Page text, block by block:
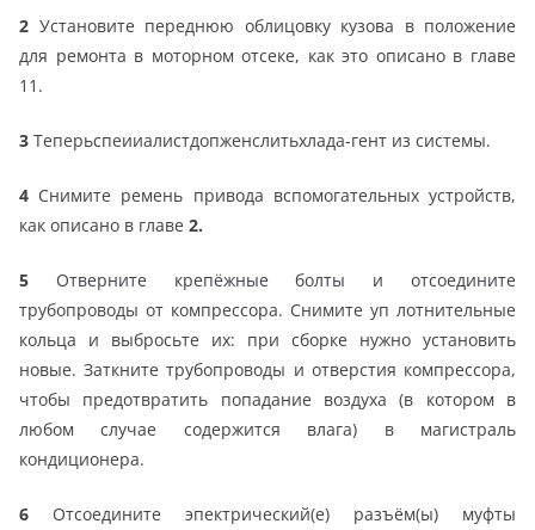
2 Установите переднюю облицовку кузова в положение
для ремонта в моторном отсеке, как это описано в главе
11.
3 Теперьспеииалистдопженслитьхлада-гент из системы.
4 Снимите ремень привода вспомогательных устройств,
как описано в главе 2.
5 Отверните крепёжные болты и отсоедините
трубопроводы от компрессора. Снимите уп лотнительные
кольца и выбросьте их: при сборке нужно установить
новые. Заткните трубопроводы и отверстия компрессора,
чтобы предотвратить попадание воздуха (в котором в
любом случае содержится влага) в магистраль
кондиционера.
6 Отсоедините эпектрический(е) разъём(ы) муфты